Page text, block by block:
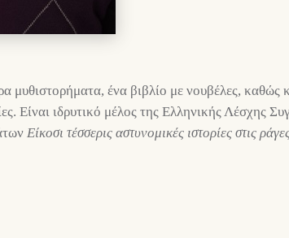
μυθιστορήματα, ένα βιβλίο με νουβέλες, καθώς
Είναι ιδρυτικό μέλος της Ελληνικής Λέσχης
Είκοσι τέσσερις αστυνομικές ιστορίες στις